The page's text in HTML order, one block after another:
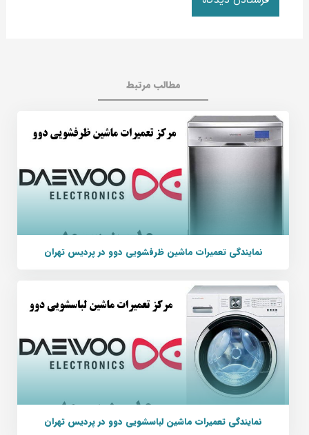
مطالب مرتبط
نمایندگی تعمیرات ماشین ظرفشویی دوو در پردیس تهران
نمایندگی تعمیرات ماشین لباسشویی دوو در پردیس تهران